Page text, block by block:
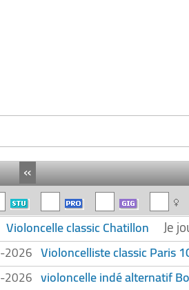
«
Violoncelle classic Chatillon Je
2026 Violoncelliste classic Paris
2026 violoncelle indé alternatif